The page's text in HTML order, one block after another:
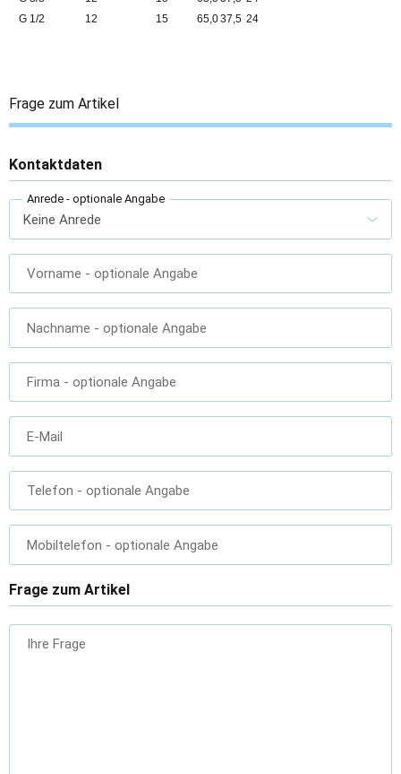
G 1/2
12 15 65,037,5 24
Frage zum Artikel
Kontaktdaten
Anrede - optionale Angabe
Vorname - optionale Angabe
Nachname - optionale Angabe
Firma - optionale Angabe
E-Mail
Telefon - optionale Angabe
Mobiltelefon - optionale Angabe
Frage zum Artikel
Ihre Frage